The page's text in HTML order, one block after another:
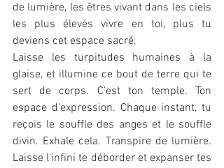
de lumière, les êtres vivant dans les ciels
les plus élevés vivre en toi, plus tu
deviens cet espace sacré.
Laisse les turpitudes humaines à la
glaise, et illumine ce bout de terre qui te
sert de corps. C’est ton temple. Ton
espace d’expression. Chaque instant, tu
reçois le souffle des anges et le souffle
divin. Exhale cela. Transpire de lumière.
Laisse l’infini te déborder et expanser tes